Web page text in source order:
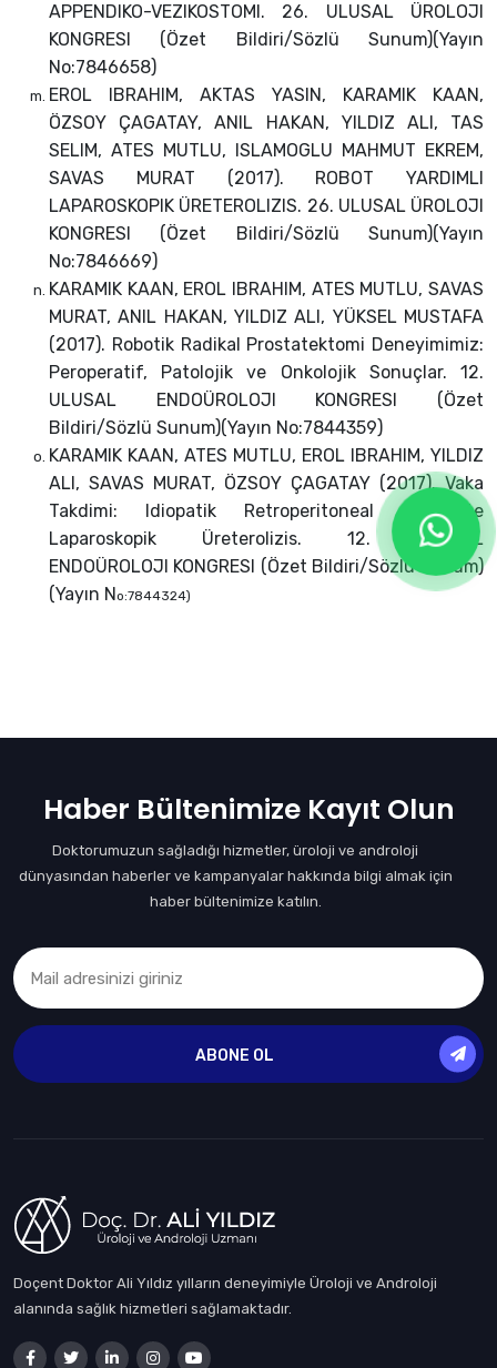
APPENDIKO-VEZIKOSTOMI. 26. ULUSAL ÜROLOJI
KONGRESI (Özet Bildiri/Sözlü Sunum)(Yayın
No:7846658)
EROL IBRAHIM, AKTAS YASIN, KARAMIK KAAN,
ÖZSOY ÇAGATAY, ANIL HAKAN, YILDIZ ALI, TAS
SELIM, ATES MUTLU, ISLAMOGLU MAHMUT EKREM,
SAVAS MURAT (2017). ROBOT YARDIMLI
LAPAROSKOPIK ÜRETEROLIZIS. 26. ULUSAL ÜROLOJI
KONGRESI (Özet Bildiri/Sözlü Sunum)(Yayın
No:7846669)
KARAMIK KAAN, EROL IBRAHIM, ATES MUTLU, SAVAS
MURAT, ANIL HAKAN, YILDIZ ALI, YÜKSEL MUSTAFA
(2017). Robotik Radikal Prostatektomi Deneyimimiz:
Peroperatif, Patolojik ve Onkolojik Sonuçlar. 12.
ULUSAL ENDOÜROLOJI KONGRESI (Özet
Bildiri/Sözlü Sunum)(Yayın No:7844359)
KARAMIK KAAN, ATES MUTLU, EROL IBRAHIM, YILDIZ
ALI, SAVAS MURAT, ÖZSOY ÇAGATAY (2017). Vaka
Takdimi: Idiopatik Retroperitoneal Fibroziste
Laparoskopik Üreterolizis. 12. ULUSAL
ENDOÜROLOJI KONGRESI (Özet Bildiri/Sözlü Sunum)
(Yayın N o:7844324)
Haber Bültenimize Kayıt Olun
Doktorumuzun sağladığı hizmetler, üroloji ve androloji
dünyasından haberler ve kampanyalar hakkında bilgi almak için
haber bültenimize katılın.
ABONE OL
Doçent Doktor Ali Yıldız yılların deneyimiyle Üroloji ve Androloji
alanında sağlık hizmetleri sağlamaktadır.